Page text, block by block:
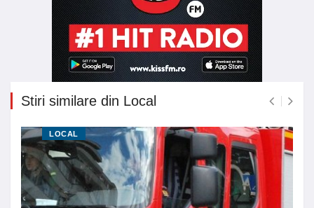
Stiri similare din Local
LOCAL